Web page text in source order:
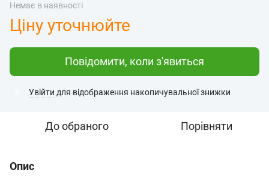
Немає в наявності
Ціну уточнюйте
Повідомити, коли з'явиться
Увійти для відображення накопичувальної знижки
До обраного Порівняти
Опис